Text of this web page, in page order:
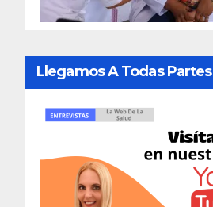
Llegamos A Todas Partes